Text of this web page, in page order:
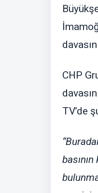
CHP
TV’de